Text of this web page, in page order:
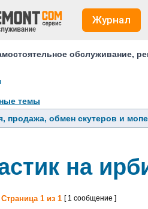
Журнал
темы
продажа, обмен скутеров и
на
Страница 1 из 1 [ 1 сообщение ]